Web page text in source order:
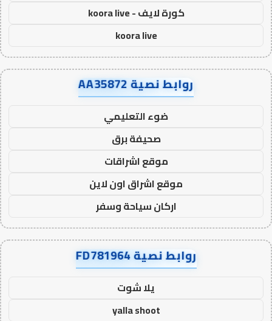
كورة لايف - koora live
koora live
روابط نصية AA35872
ضوء التعليمي
صحيفة برق
موقع اشراقات
موقع اشراق اون لاين
اركان سياحة وسفر
روابط نصية FD781964
يلا شوت
yalla shoot